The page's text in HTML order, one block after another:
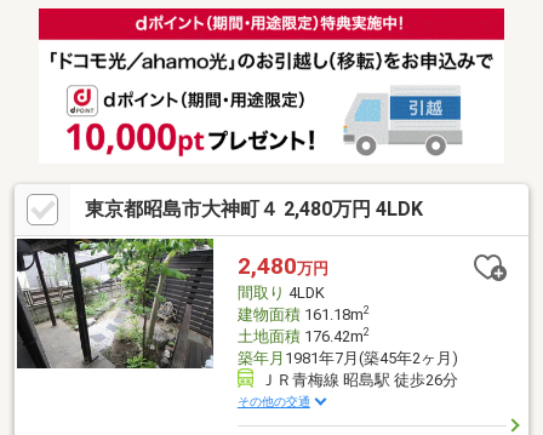
とができます。家族とのコミュニケーション機会を増やす、リビ
ング階段がおすすめです。道路が南側に面しているので、とても
ニーズが高いです。
東京都昭島市大神町４ 2,480万円 4LDK
2,480万円
間取り 4LDK
建物面積161.18m2
土地面積176.42m2
築年月 1981年7月(築45年2ヶ月)
ＪＲ青梅線 昭島駅 徒歩26分
その他の交通